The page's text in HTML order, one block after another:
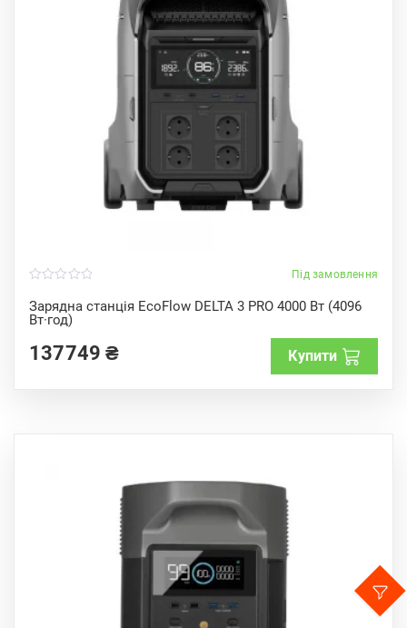
Під замовлення
Зарядна станція EcoFlow DELTA 3 PRO 4000 Вт (4096
Вт·год)
o
u
t
f137749₴ Купити